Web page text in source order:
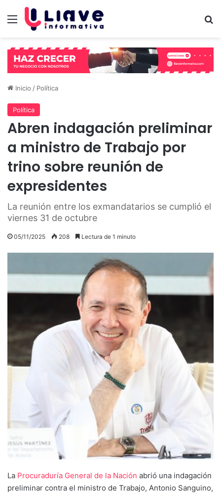
Menú
Inicio / Política
Política
Abren indagación preliminar
a ministro de Trabajo por
trino sobre reunión de
expresidentes
La reunión entre los exmandatarios se cumplió el
viernes 31 de octubre
05/11/2025 208 Lectura de 1 minuto
La Procuraduría General de la Nación abrió una indagación
preliminar contra el ministro de Trabajo, Antonio Sanguino,